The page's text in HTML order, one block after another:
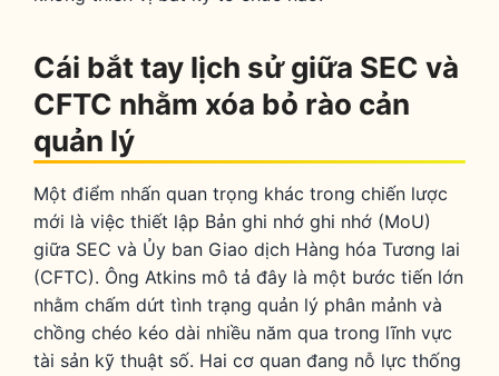
Cái bắt tay lịch sử giữa SEC và
CFTC nhằm xóa bỏ rào cản
quản lý
Một điểm nhấn quan trọng khác trong chiến lược
mới là việc thiết lập Bản ghi nhớ ghi nhớ (MoU)
giữa SEC và Ủy ban Giao dịch Hàng hóa Tương lai
(CFTC). Ông Atkins mô tả đây là một bước tiến lớn
nhằm chấm dứt tình trạng quản lý phân mảnh và
chồng chéo kéo dài nhiều năm qua trong lĩnh vực
tài sản kỹ thuật số. Hai cơ quan đang nỗ lực thống